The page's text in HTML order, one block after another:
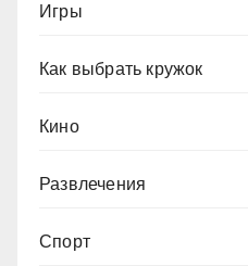
Игры
Как выбрать кружок
Кино
Развлечения
Спорт